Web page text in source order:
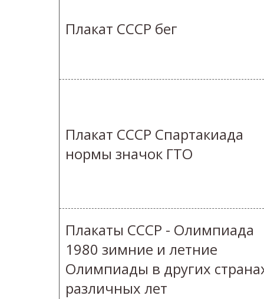
Плакат СССР бег
Плакат СССР Спартакиада
нормы значок ГТО
Плакаты СССР - Олимпиада
1980 зимние и летние
Олимпиады в других
различных лет